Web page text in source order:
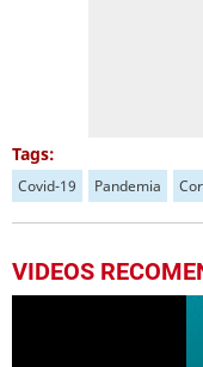
Tags:
Covid-19 Pandemia
VIDEOS